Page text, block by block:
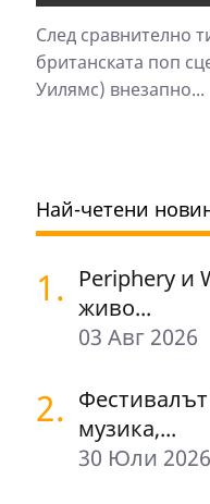
След сравнително
британската поп
Уилямс) внезапно...
Най-четени
1. Periphery и
живо...
03 Авг 2026
2. музика,...
30 Юли 2026